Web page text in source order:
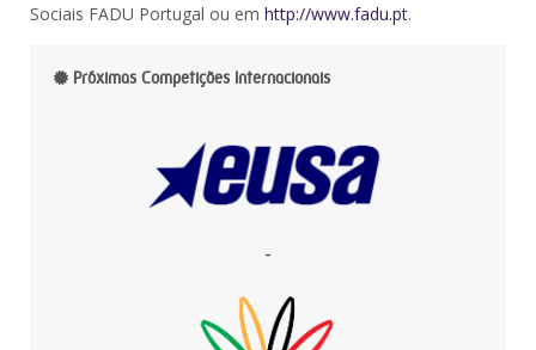
Sociais FADU Portugal ou em http://www.fadu.pt.
Próximas Competições Internacionais
-